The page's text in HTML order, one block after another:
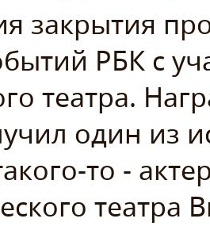
закрытия
РБК с
театра.
один из
то -
театра